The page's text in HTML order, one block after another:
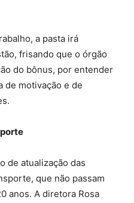
a pasta irá
frisando que o órgão
do bônus, por entender
de motivação e de
de atualização das
que não passam
anos. A diretora Rosa